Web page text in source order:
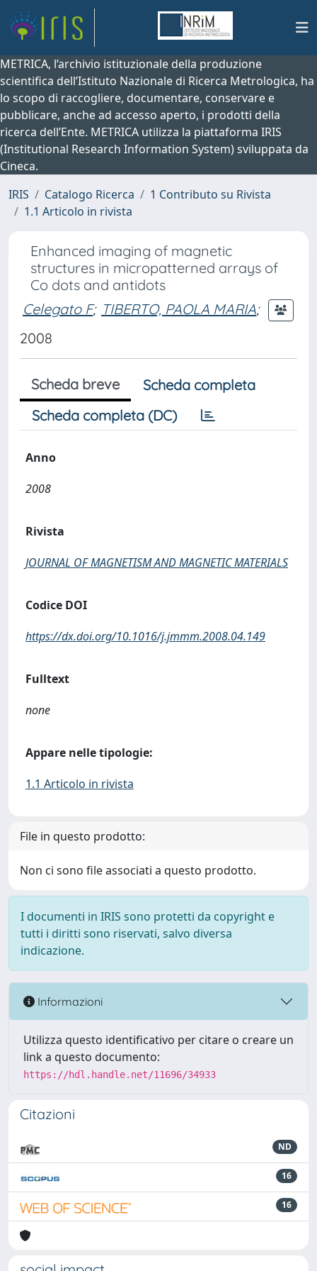
METRICA, l’archivio istituzionale della produzione
scientifica dell’Istituto Nazionale di Ricerca Metrologica, ha
lo scopo di raccogliere, documentare, conservare e
pubblicare, anche ad accesso aperto, i prodotti della
ricerca dell’Ente. METRICA utilizza la piattaforma IRIS
(Institutional Research Information System) sviluppata da
Cineca.
IRIS
Catalogo Ricerca
1 Contributo su Rivista
1.1 Articolo in rivista
Enhanced imaging of magnetic
structures in micropatterned arrays of
Co dots and antidots
Celegato F; TIBERTO, PAOLA MARIA;
2008
Scheda breve
Scheda completa
Scheda completa (DC)
Anno
2008
Rivista
JOURNAL OF MAGNETISM AND MAGNETIC MATERIALS
Codice DOI
https://dx.doi.org/10.1016/j.jmmm.2008.04.149
Fulltext
none
Appare nelle tipologie:
1.1 Articolo in rivista
File in questo prodotto:
Non ci sono file associati a questo prodotto.
I documenti in IRIS sono protetti da copyright e
tutti i diritti sono riservati, salvo diversa
indicazione.
Informazioni
Utilizza questo identificativo per citare o creare un
link a questo documento:
https://hdl.handle.net/11696/34933
Citazioni
ND
16
16